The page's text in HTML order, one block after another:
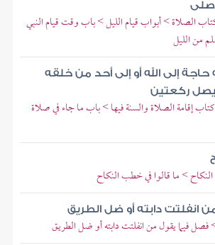
صلى
الصلاة > أبواب قيام الليل > باب وقت قيام النبي
من الليل
إلى الله أو إلى أحد من خلقه
ركعتين
إقامة الصلاة والسنة فيها > باب ما جاء في صلاة
> ما قالوا في خطب النكاح
انفلتت دابته أو ضل الطريق
فصل فيما يقول من انفلتت دابته أو ضل الطريق